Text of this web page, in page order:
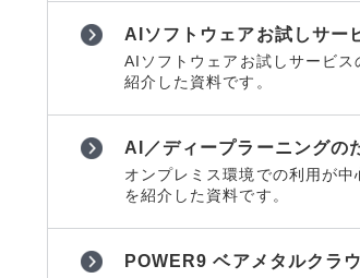
仮想化 仮想化
メール
AIソフトウェアお試しサー
AIソフトウェアお試しサービ
紹介した資料です。
AI／ディープラーニングの
オンプレミス環境での利用が
を紹介した資料です。
POWER9 ベアメタルクラ